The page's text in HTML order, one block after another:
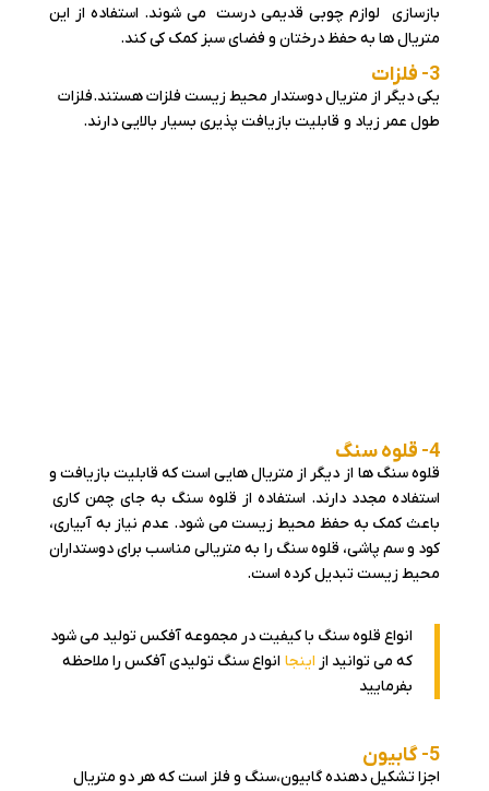
بازسازی لوازم چوبی قدیمی درست می شوند. استفاده از این
متریال ها به حفظ درختان و فضای سبز کمک کی کند.
3- فلزات
یکی دیگر از متریال دوستدار محیط زیست فلزات هستند.فلزات
طول عمر زیاد و قابلیت بازیافت پذیری بسیار بالایی دارند.
4- قلوه سنگ
قلوه سنگ ها از دیگر از متریال هایی است که قابلیت بازیافت و
استفاده مجدد دارند. استفاده از قلوه سنگ به جای چمن کاری
باعث کمک به حفظ محیط زیست می شود. عدم نیاز به آبیاری،
کود و سم پاشی، قلوه سنگ را به متریالی مناسب برای دوستداران
محیط زیست تبدیل کرده است.
انواع قلوه سنگ با کیفیت در مجموعه آفکس تولید می شود
که می توانید از اینجا انواع سنگ تولیدی آفکس را ملاحظه
بفرمایید
5- گابیون
اجزا تشکیل دهنده گابیون،سنگ و فلز است که هر دو متریال